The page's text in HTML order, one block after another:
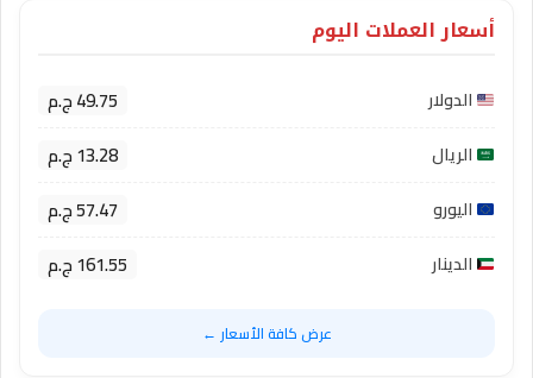
أسعار العملات اليوم
الدولار 49.75 ج.م
الريال 13.28 ج.م
اليورو 57.47 ج.م
الدينار 161.55 ج.م
عرض كافة الأسعار ←